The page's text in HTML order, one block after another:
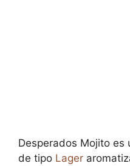
Desperados Mojito es
de tipo Lager